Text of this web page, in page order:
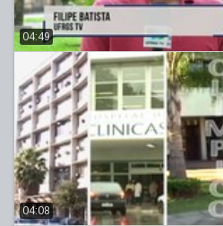
04:49
04:08